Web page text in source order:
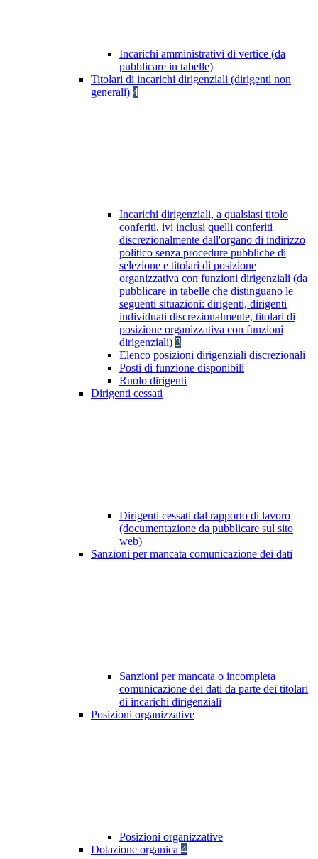
Incarichi amministrativi di vertice (da
pubblicare in tabelle)
Titolari di incarichi dirigenziali (dirigenti non
generali) 4
Incarichi dirigenziali, a qualsiasi titolo
conferiti, ivi inclusi quelli conferiti
discrezionalmente dall'organo di indirizzo
politico senza procedure pubbliche di
selezione e titolari di posizione
organizzativa con funzioni dirigenziali (da
pubblicare in tabelle che distinguano le
seguenti situazioni: dirigenti, dirigenti
individuati discrezionalmente, titolari di
posizione organizzativa con funzioni
dirigenziali) 3
Elenco posizioni dirigenziali discrezionali
Posti di funzione disponibili
Ruolo dirigenti
Dirigenti cessati
Dirigenti cessati dal rapporto di lavoro
(documentazione da pubblicare sul sito
web)
Sanzioni per mancata comunicazione dei dati
Sanzioni per mancata o incompleta
comunicazione dei dati da parte dei titolari
di incarichi dirigenziali
Posizioni organizzative
Posizioni organizzative
Dotazione organica 4